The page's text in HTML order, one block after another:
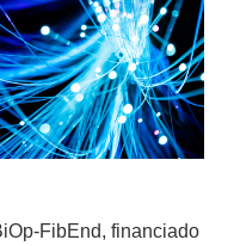
FibEnd, financiado